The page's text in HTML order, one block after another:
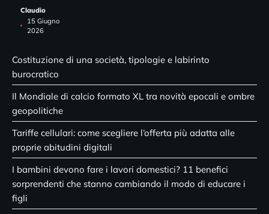
Claudio
15 Giugno
2026
Costituzione di una società, tipologie e labirinto
burocratico
Il Mondiale di calcio formato XL tra novità epocali e ombre
geopolitiche
Tariffe cellulari: come scegliere l’offerta più adatta alle
proprie abitudini digitali
I bambini devono fare i lavori domestici? 11 benefici
sorprendenti che stanno cambiando il modo di educare i
figli